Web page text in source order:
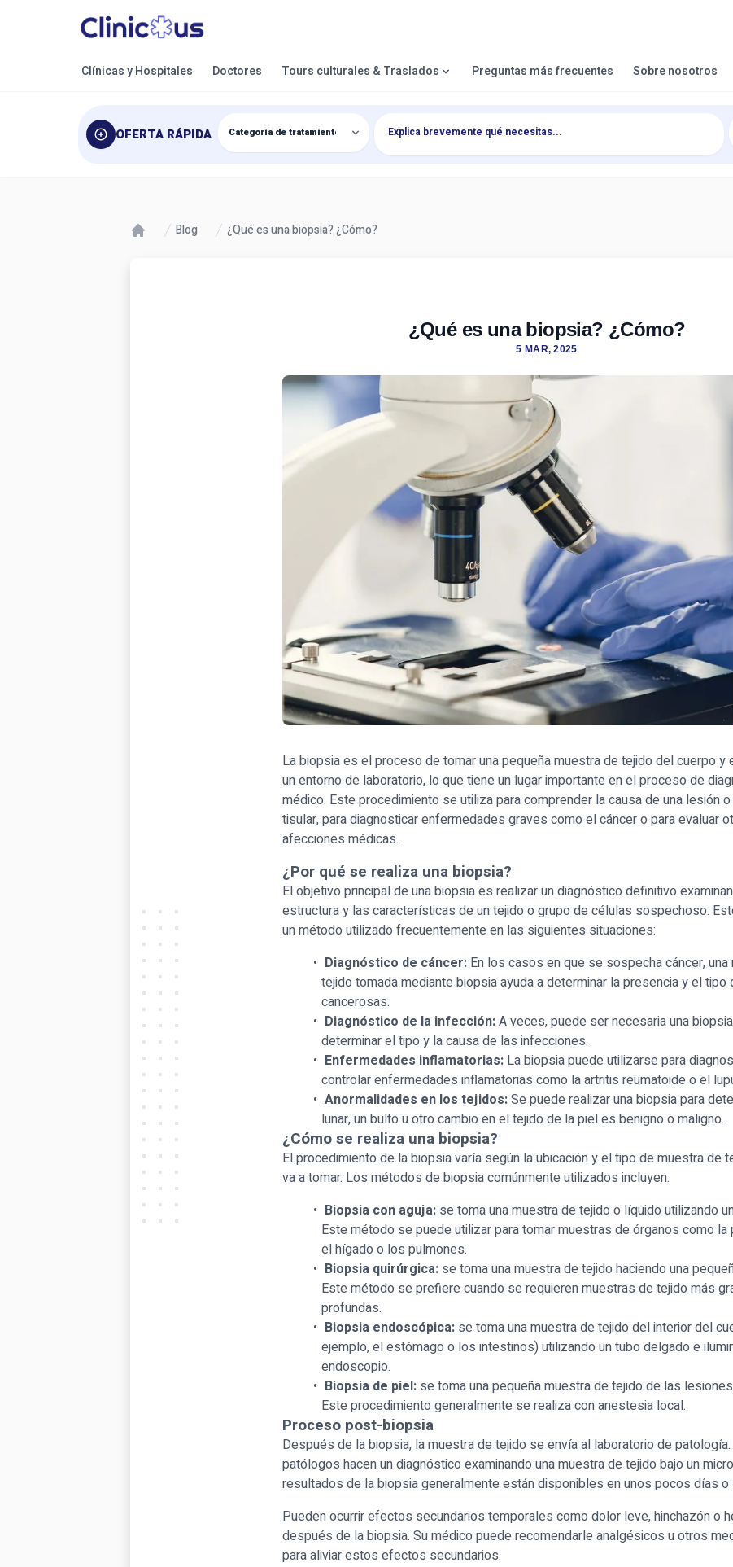
Clínicas y Hospitales Doctores Tours culturales & Traslados Preguntas más frecuentes Sobre nosotros
OFERTA RÁPIDA
Blog ¿Qué es una biopsia? ¿Cómo?
¿Qué es una biopsia? ¿Cómo?
5 MAR, 2025
La biopsia es el proceso de tomar una pequeña muestra de tejido del cuerpo y
un entorno de laboratorio, lo que tiene un lugar importante en el proceso de
médico. Este procedimiento se utiliza para comprender la causa de una lesión
tisular, para diagnosticar enfermedades graves como el cáncer o para evaluar
afecciones médicas.
¿Por qué se realiza una biopsia?
El objetivo principal de una biopsia es realizar un diagnóstico definitivo
estructura y las características de un tejido o grupo de células sospechoso.
un método utilizado frecuentemente en las siguientes situaciones:
Diagnóstico de cáncer:En los casos en que se sospecha cáncer, una
tejido tomada mediante biopsia ayuda a determinar la presencia y el tipo
cancerosas.
Diagnóstico de la infección:A veces, puede ser necesaria una
determinar el tipo y la causa de las infecciones.
Enfermedades inflamatorias:La biopsia puede utilizarse para
controlar enfermedades inflamatorias como la artritis reumatoide o el
Anormalidades en los tejidos:Se puede realizar una biopsia para
lunar, un bulto u otro cambio en el tejido de la piel es benigno o maligno.
¿Cómo se realiza una biopsia?
El procedimiento de la biopsia varía según la ubicación y el tipo de muestra de
va a tomar. Los métodos de biopsia comúnmente utilizados incluyen:
Biopsia con aguja:se toma una muestra de tejido o líquido utilizando
Este método se puede utilizar para tomar muestras de órganos como la
el hígado o los pulmones.
Biopsia quirúrgica:se toma una muestra de tejido haciendo una
Este método se prefiere cuando se requieren muestras de tejido más
profundas.
Biopsia endoscópica:se toma una muestra de tejido del interior del
ejemplo, el estómago o los intestinos) utilizando un tubo delgado e
endoscopio.
Biopsia de piel:se toma una pequeña muestra de tejido de las
Este procedimiento generalmente se realiza con anestesia local.
Proceso post-biopsia
Después de la biopsia, la muestra de tejido se envía al laboratorio de
patólogos hacen un diagnóstico examinando una muestra de tejido bajo un
resultados de la biopsia generalmente están disponibles en unos pocos días o
Pueden ocurrir efectos secundarios temporales como dolor leve, hinchazón o
después de la biopsia. Su médico puede recomendarle analgésicos u otros
para aliviar estos efectos secundarios.